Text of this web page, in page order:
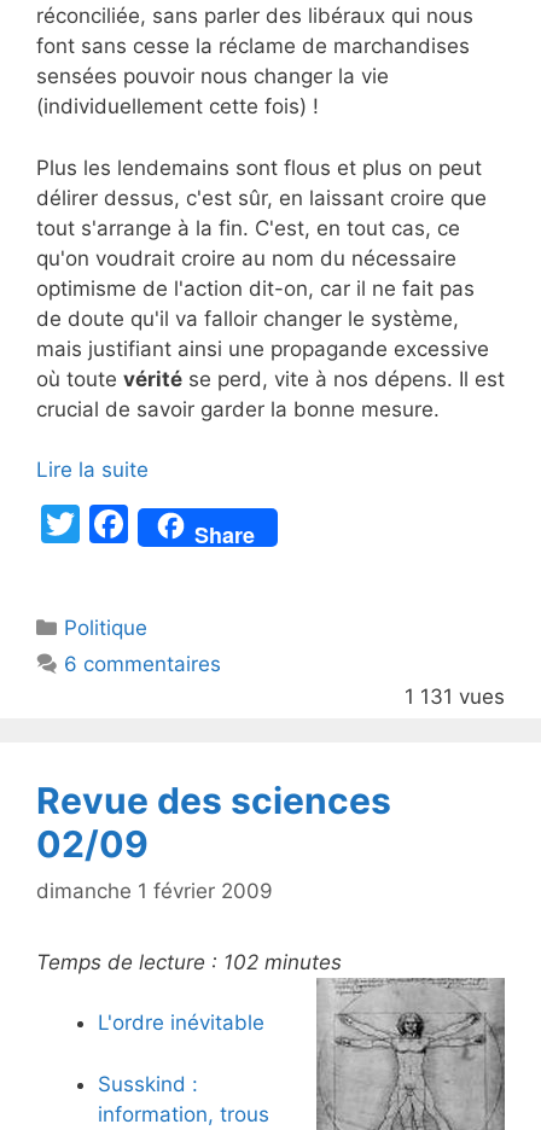
réconciliée, sans parler des libéraux qui nous
font sans cesse la réclame de marchandises
sensées pouvoir nous changer la vie
(individuellement cette fois) !
Plus les lendemains sont flous et plus on peut
délirer dessus, c'est sûr, en laissant croire que
tout s'arrange à la fin. C'est, en tout cas, ce
qu'on voudrait croire au nom du nécessaire
optimisme de l'action dit-on, car il ne fait pas
de doute qu'il va falloir changer le système,
mais justifiant ainsi une propagande excessive
où toute vérité se perd, vite à nos dépens. Il est
crucial de savoir garder la bonne mesure.
Lire la suite
T
er
F
a
e
b
k
Share
Catégories
Politique
6 commentaires
1 131 vues
Revue des sciences
02/09
dimanche 1 février 2009
Temps de lecture : 102 minutes
L'ordre inévitable
Susskind :
information, trous